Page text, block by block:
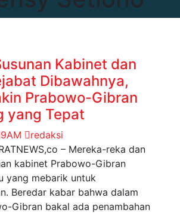
Kabinet dan
Dibawahnya,
Prabowo-Gibran
yang Tepat
redaksi
– Mereka-reka dan
kabinet Prabowo-Gibran
yang mebarik untuk
Beredar kabar bahwa dalam
Gibran bakal ada penambahan